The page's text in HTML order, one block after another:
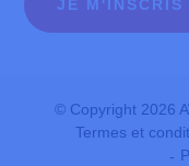
JE M'INSCRIS
© Copyright 2026
Termes et